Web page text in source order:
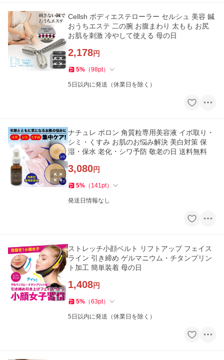
Cellsh ボディエステローラー セルシュ 美容 鍼
おうちエステ 二の腕 お腹まわり 太もも お尻
お肌を刺激 冷やして使える 母の日
2,178円
5% （98pt）
5日以内に発送（休業日を除く）
ナチュレ ポロン 角質粒専用美容液 イボ取り・
シミ・くすみ お肌のお悩み解決 美白対策 保
湿・保水 老化・シワ予防 敬老の日 送料無料
3,080円
5% （ 141pt）
発送日情報なし
ストレッチ小顔ベルト リフトアップ フェイス
ライン 引き締め ゲルマニウム・チタンプリン
ト加工 簡単装着 母の日
1,408円
5% （63pt）
5日以内に発送（休業日を除く）